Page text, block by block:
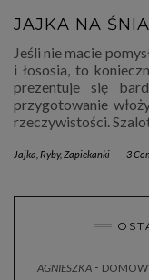
JAJKA NA
Jeśli nie macie
i łososia, to
prezentuje się
przygotowanie
rzeczywistości.
Jajka Ryby, Zapiekanki - 3
AGNIESZKA -